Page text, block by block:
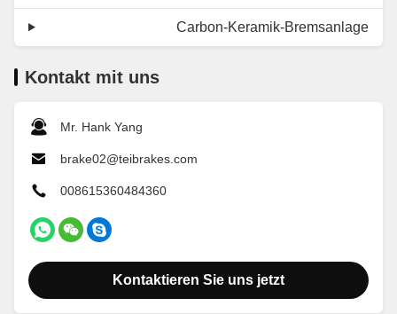
Carbon-Keramik-Bremsanlage
Kontakt mit uns
Mr. Hank Yang
brake02@teibrakes.com
008615360484360
Kontaktieren Sie uns jetzt